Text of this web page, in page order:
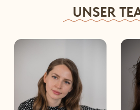
UNSER